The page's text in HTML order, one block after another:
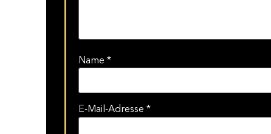
Name*
E-Mail-Adresse*